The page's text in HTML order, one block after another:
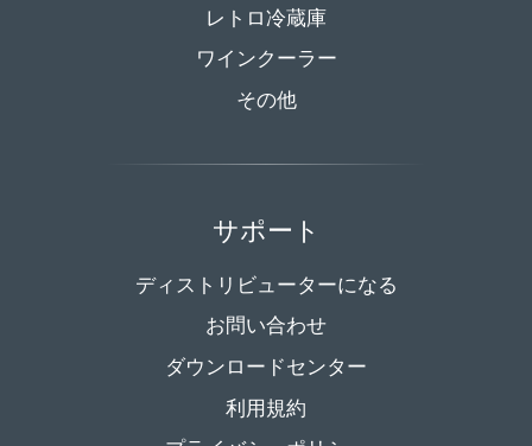
レトロ冷蔵庫
ワインクーラー
その他
サポート
ディストリビューターになる
お問い合わせ
ダウンロードセンター
利用規約